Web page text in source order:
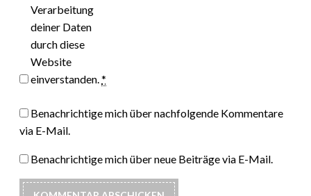
Verarbeitung
deiner Daten
durch diese
Website
einverstanden.*
Benachrichtige mich über nachfolgende Kommentare
via E-Mail.
Benachrichtige mich über neue Beiträge via E-Mail.